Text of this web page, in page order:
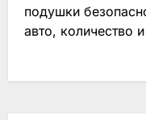
подушки
авто, количество